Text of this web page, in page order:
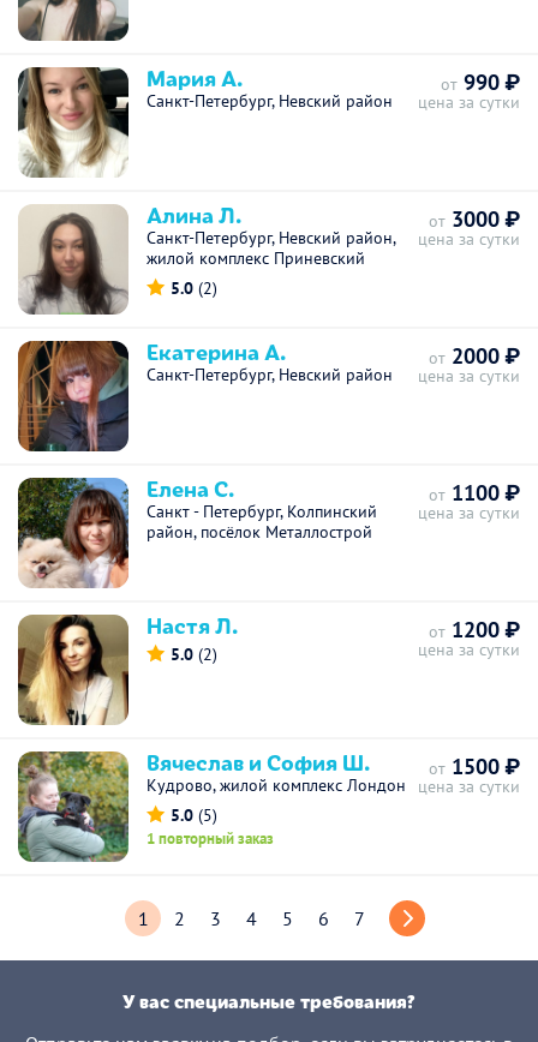
Мария А.
Санкт-Петербург, Невский район
от 990 ₽
цена за сутки
Алина Л.
Санкт-Петербург, Невский район,
жилой комплекс Приневский
5.0 (2)
от 3000 ₽
цена за сутки
Екатерина А.
Санкт-Петербург, Невский район
от 2000 ₽
цена за сутки
Елена С.
Санкт - Петербург, Колпинский
район, посёлок Металлострой
от 1100 ₽
цена за сутки
Настя Л.
5.0 (2)
от 1200 ₽
цена за сутки
Вячеслав и София Ш.
Кудрово, жилой комплекс Лондон
5.0 (5)
1 повторный заказ
от 1500 ₽
цена за сутки
1 2 3 4 5 6 7
У вас специальные требования?